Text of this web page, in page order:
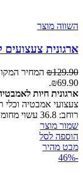
השווה מוצר
ארגונית
₪129.90 המחיר המקורי
₪69.90.
ארגונית חיות
רוחב: 36.8 עשוי מחומרים אורגניים וירוקים לסביבה
שמור מוצר
הוספה לסל
מבט מהיר
-46%